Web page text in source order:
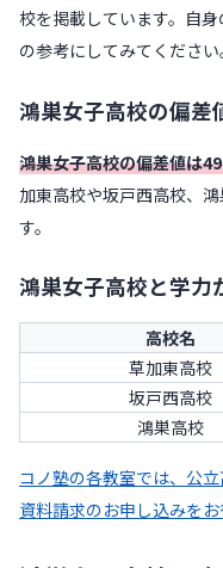
校を掲載しています。自
の参考にしてみてください
鴻巣女子高校の偏差
鴻巣女子高校の偏差値は
加東高校や坂戸西高校、
す。
鴻巣女子高校と学力
高校名
草加東高校
坂戸西高校
鴻巣高校
コノ塾の各教室では、公
資料請求のお申し込みを